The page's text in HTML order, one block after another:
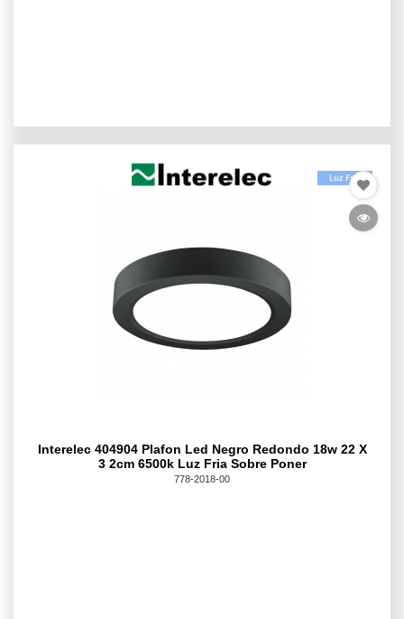
Interelec 404904 Plafon Led Negro Redondo 18w 22 X
3 2cm 6500k Luz Fria Sobre Poner
778-2018-00